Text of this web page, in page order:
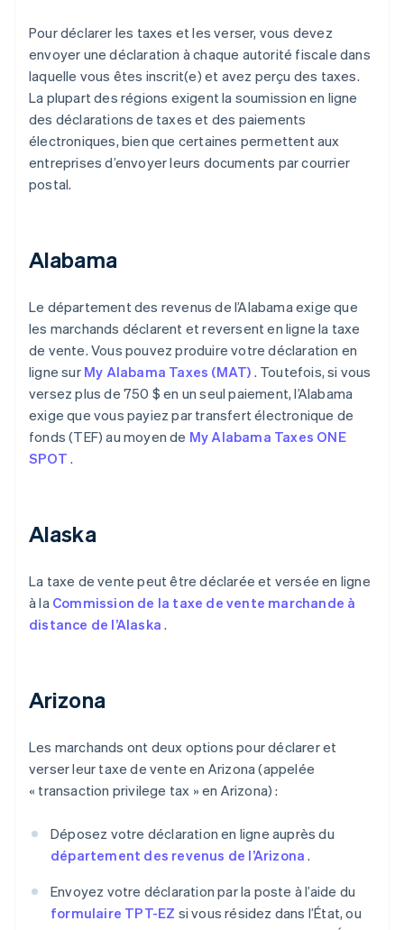
Pour déclarer les taxes et les verser, vous devez
envoyer une déclaration à chaque autorité fiscale dans
laquelle vous êtes inscrit(e) et avez perçu des taxes.
La plupart des régions exigent la soumission en ligne
des déclarations de taxes et des paiements
électroniques, bien que certaines permettent aux
entreprises d’envoyer leurs documents par courrier
postal.
Alabama
Le département des revenus de l’Alabama exige que
les marchands déclarent et reversent en ligne la taxe
de vente. Vous pouvez produire votre déclaration en
ligne sur My Alabama Taxes (MAT) . Toutefois, si vous
versez plus de 750 $ en un seul paiement, l’Alabama
exige que vous payiez par transfert électronique de
fonds (TEF) au moyen de My Alabama Taxes ONE
SPOT .
Alaska
La taxe de vente peut être déclarée et versée en ligne
à la Commission de la taxe de vente marchande à
distance de l’Alaska.
Arizona
Les marchands ont deux options pour déclarer et
verser leur taxe de vente en Arizona (appelée
« transaction privilege tax » en Arizona) :
Déposez votre déclaration en ligne auprès du
département des revenus de l’Arizona.
Envoyez votre déclaration par la poste à l’aide du
formulaire TPT-EZ si vous résidez dans l’État, ou